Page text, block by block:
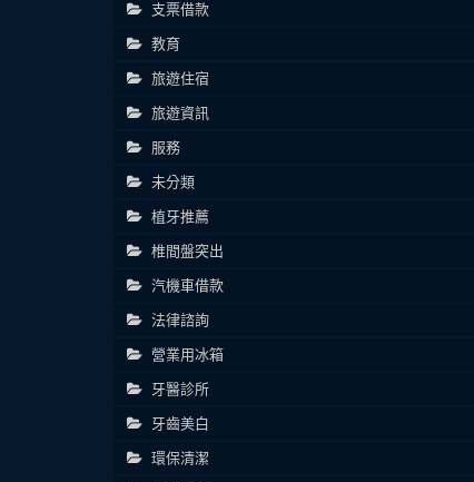
支票借款
教育
旅遊住宿
旅遊資訊
服務
未分類
植牙推薦
椎間盤突出
汽機車借款
法律諮詢
營業用冰箱
牙醫診所
牙齒美白
環保清潔